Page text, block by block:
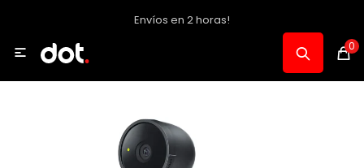
Envíos en 2 horas!
0

Notebooks y PC